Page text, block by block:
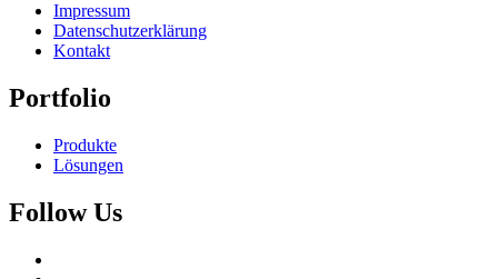
Impressum
Datenschutzerklärung
Kontakt
Portfolio
Produkte
Lösungen
Follow Us